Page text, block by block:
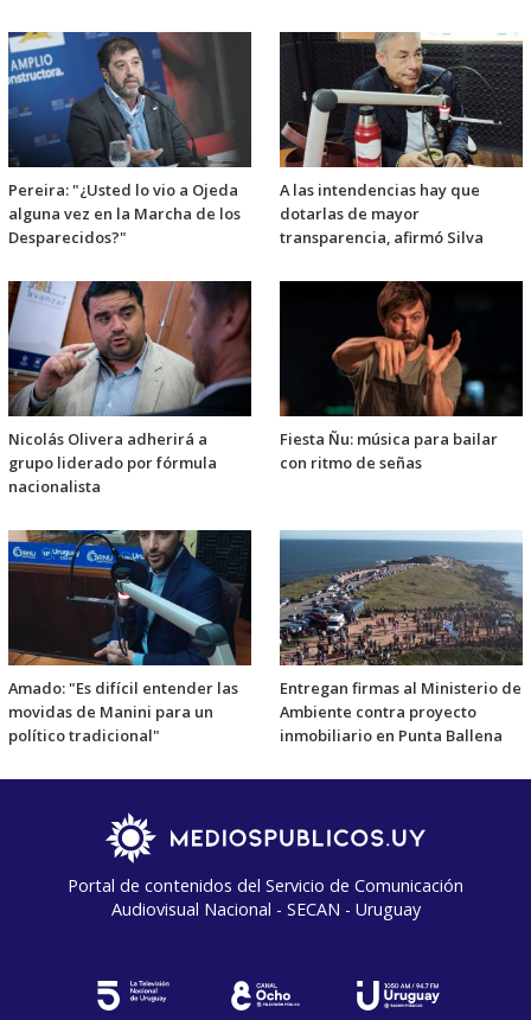
Pereira: "¿Usted lo vio a Ojeda
alguna vez en la Marcha de los
Desparecidos?"
A las intendencias hay que
dotarlas de mayor
transparencia, afirmó Silva
Nicolás Olivera adherirá a
grupo liderado por fórmula
nacionalista
Fiesta Ñu: música para bailar
con ritmo de señas
Amado: "Es difícil entender las
movidas de Manini para un
político tradicional"
Entregan firmas al Ministerio de
Ambiente contra proyecto
inmobiliario en Punta Ballena
Portal de contenidos del Servicio de Comunicación
Audiovisual Nacional - SECAN - Uruguay